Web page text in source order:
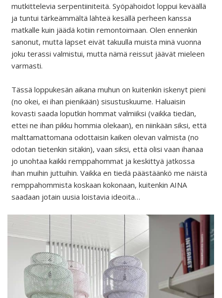
mutkittelevia serpentiiniteitä. Syöpähoidot loppui keväällä
ja tuntui tärkeämmältä lähteä kesällä perheen kanssa
matkalle kuin jäädä kotiin remontoimaan. Olen ennenkin
sanonut, mutta lapset eivät takuulla muista minä vuonna
joku terassi valmistui, mutta nämä reissut jäävät mieleen
varmasti.
Tässä loppukesän aikana muhun on kuitenkin iskenyt pieni
(no okei, ei ihan pienikään) sisustuskuume. Haluaisin
kovasti saada loputkin hommat valmiiksi (vaikka tiedän,
ettei ne ihan pikku hommia olekaan), en niinkään siksi, että
malttamattomana odottaisin kaiken olevan valmista (no
odotan tietenkin sitäkin), vaan siksi, että olisi vaan ihanaa
jo unohtaa kaikki remppahommat ja keskittyä jatkossa
ihan muihin juttuihin. Vaikka en tiedä päästäänkö me näistä
remppahommista koskaan kokonaan, kuitenkin AINA
saadaan jotain uusia loistavia ideoita…